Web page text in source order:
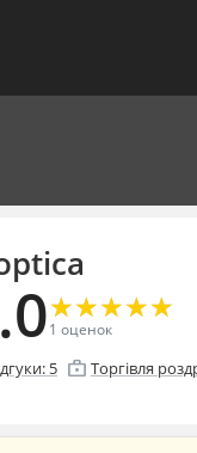
★
★★
★★
★★
★★
★
1 оценок
5 enterprise Торгівля